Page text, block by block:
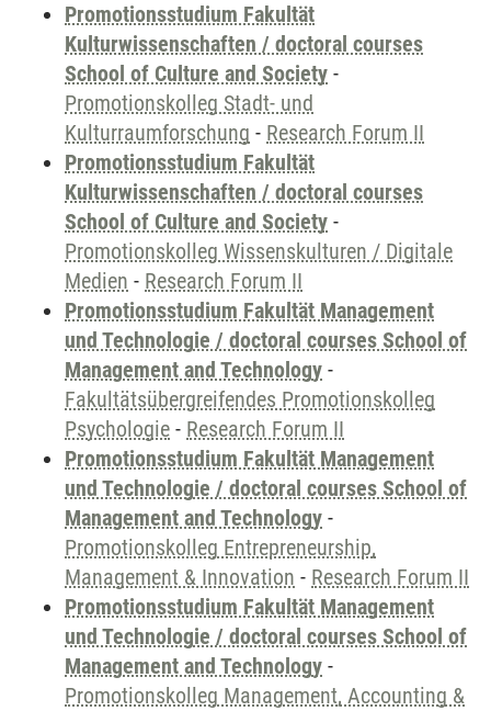
Promotionsstudium Fakultät
Kulturwissenschaften / doctoral courses
School of Culture and Society -
Promotionskolleg Stadt- und
Kulturraumforschung - Research Forum II
Promotionsstudium Fakultät
Kulturwissenschaften / doctoral courses
School of Culture and Society -
Promotionskolleg Wissenskulturen / Digitale
Medien - Research Forum II
Promotionsstudium Fakultät Management
und Technologie / doctoral courses School of
Management and Technology -
Fakultätsübergreifendes Promotionskolleg
Psychologie - Research Forum II
Promotionsstudium Fakultät Management
und Technologie / doctoral courses School of
Management and Technology -
Promotionskolleg Entrepreneurship,
Management & Innovation - Research Forum II
Promotionsstudium Fakultät Management
und Technologie / doctoral courses School of
Management and Technology -
Promotionskolleg Management, Accounting &